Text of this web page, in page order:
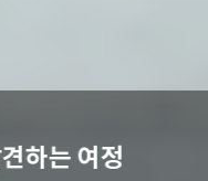
하는 여정